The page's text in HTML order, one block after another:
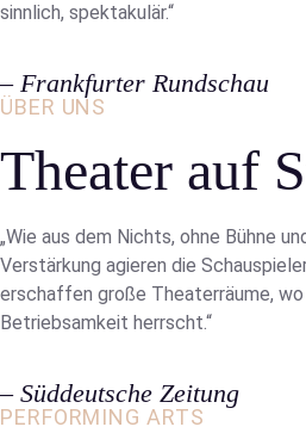
sinnlich, spektakulär.“
– Frankfurter Rundschau
ÜBER UNS
Theater auf
„Wie aus dem Nichts, ohne Bühne
Verstärkung agieren die
erschaffen große Theaterräume,
Betriebsamkeit herrscht.“
– Süddeutsche Zeitung
PERFORMING ARTS